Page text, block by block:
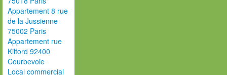
Appartement 8 rue
de la Jussienne
75002 Paris
Appartement rue
Kilford 92400
Courbevoie
Local commercial